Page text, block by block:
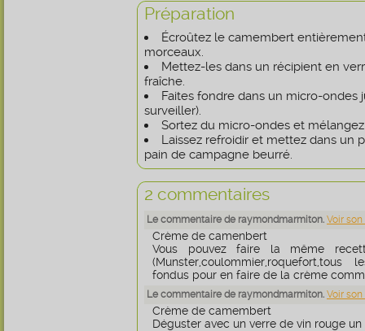
Préparation
Écroûtez le camembert
morceaux.
Mettez-les dans un récipient en
fraîche.
Faites fondre dans un micro-ondes
surveiller).
Sortez du micro-ondes et
Laissez refroidir et mettez dans un
pain de campagne beurré.
2 commentaires
Le commentaire de raymondmarmiton. Voir
Crème de camenbert
Vous pouvez faire la même
fondus pour en faire de la crème
Le commentaire de raymondmarmiton. Voir
Crème de camembert
Déguster avec un verre de vin rouge